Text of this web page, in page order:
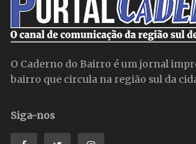
O Caderno do Bairro é um jornal
bairro que circula na região sul da
Siga-nos